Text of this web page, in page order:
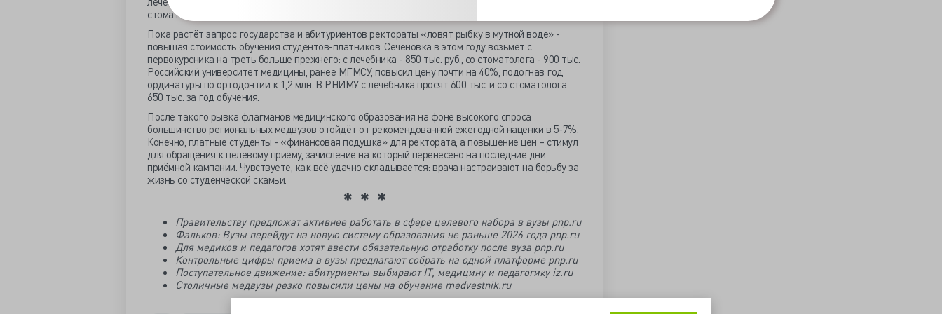
стоматологии успешно конкурирует с юриспруденцией.
Пока растёт запрос государства и абитуриентов ректораты «ловят рыбку в мутной воде» -
повышая стоимость обучения студентов-платников. Сеченовка в этом году возьмёт с
первокурсника на треть больше прежнего: с лечебника - 850 тыс. руб., со стоматолога - 900 тыс.
Российский университет медицины, ранее МГМСУ, повысил цену почти на 40%, подогнав год
ординатуры по ортодонтии к 1,2 млн. В РНИМУ с лечебника просят 600 тыс. и со стоматолога
650 тыс. за год обучения.
После такого рывка флагманов медицинского образования на фоне высокого спроса
большинство региональных медвузов отойдёт от рекомендованной ежегодной наценки в 5-7%.
Конечно, платные студенты - «финансовая подушка» для ректората, а повышение цен – стимул
для обращения к целевому приёму, зачисление на который перенесено на последние дни
приёмной кампании. Чувствуете, как всё удачно складывается: врача настраивают на борьбу за
жизнь со студенческой скамьи.
Правительству предложат активнее работать в сфере целевого набора в вузы pnp.ru
Фальков: Вузы перейдут на новую систему образования не раньше 2026 года pnp.ru
Для медиков и педагогов хотят ввести обязательную отработку после вуза pnp.ru
Контрольные цифры приема в вузы предлагают собрать на одной платформе pnp.ru
Поступательное движение: абитуриенты выбирают IT, медицину и педагогику iz.ru
Столичные медвузы резко повысили цены на обучение medvestnik.ru